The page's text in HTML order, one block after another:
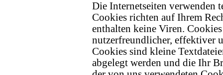
Die Internetseiten verwenden
Cookies richten auf Ihrem
enthalten keine Viren.
nutzerfreundlicher, effektiver
Cookies sind kleine
abgelegt werden und die Ihr